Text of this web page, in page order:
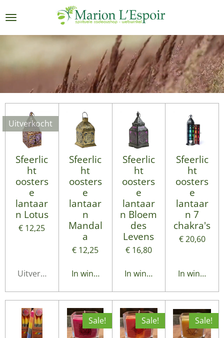
direct
naar
Uitverkocht
Sfeerlic
ht
oosters
e
lantaar
n Lotus
€ 12,25
Uitverkocht
Sfeerlic
ht
oosters
e
lantaar
n
Mandal
a
€ 12,25
In winkelwagen
Sfeerlic
ht
oosters
e
lantaar
n Bloem
des
Levens
€ 16,80
In winkelwagen
Sfeerlic
ht
oosters
e
lantaar
n 7
chakra's
€ 20,60
In
Sale! Sale! Sale!